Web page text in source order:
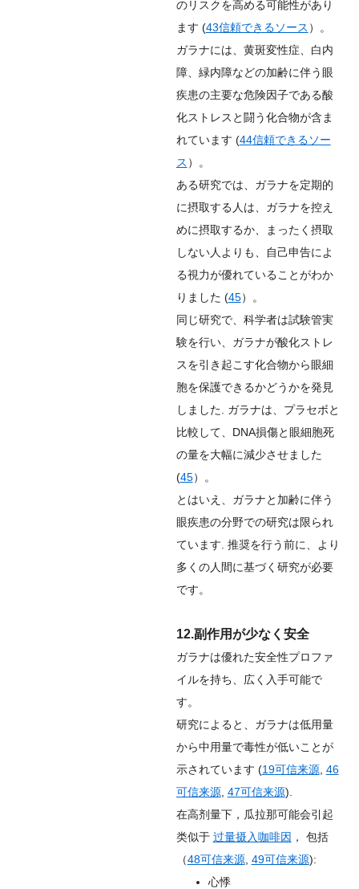
のリスクを高める可能性があり
ます (43信頼できるソース ）。
ガラナには、黄斑変性症、白内
障、緑内障などの加齢に伴う眼
疾患の主要な危険因子である酸
化ストレスと闘う化合物が含ま
れています (44信頼できるソー
ス ）。
ある研究では、ガラナを定期的
に摂取する人は、ガラナを控え
めに摂取するか、まったく摂取
しない人よりも、自己申告によ
る視力が優れていることがわか
りました (45）。
同じ研究で、科学者は試験管実
験を行い、ガラナが酸化ストレ
スを引き起こす化合物から眼細
胞を保護できるかどうかを発見
しました. ガラナは、プラセボと
比較して、DNA損傷と眼細胞死
の量を大幅に減少させました
(45）。
とはいえ、ガラナと加齢に伴う
眼疾患の分野での研究は限られ
ています. 推奨を行う前に、より
多くの人間に基づく研究が必要
です。
12.副作用が少なく安全
ガラナは優れた安全性プロファ
イルを持ち、広く入手可能で
す。
研究によると、ガラナは低用量
から中用量で毒性が低いことが
示されています (19可信来源, 46
可信来源, 47可信来源).
在高剂量下，瓜拉那可能会引起
类似于 过量摄入咖啡因 ， 包括
（48可信来源, 49可信来源):
心悸